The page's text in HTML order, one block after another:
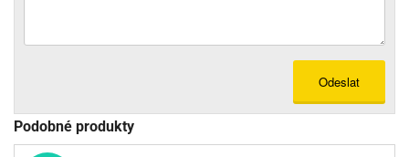
Odeslat
Podobné produkty